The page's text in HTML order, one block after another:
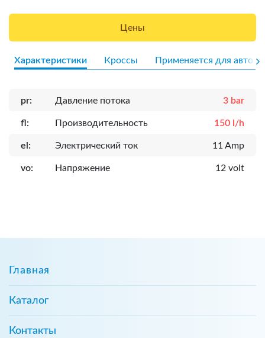
Цены
Характеристики Кроссы Применяется для авто
pr: Давление потока 3 bar
fl: Производительность 150 l/h
el: Электрический ток 11 Amp
vo: Напряжение 12 volt
Главная
Каталог
Контакты